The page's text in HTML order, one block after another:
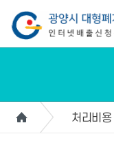
처리비용